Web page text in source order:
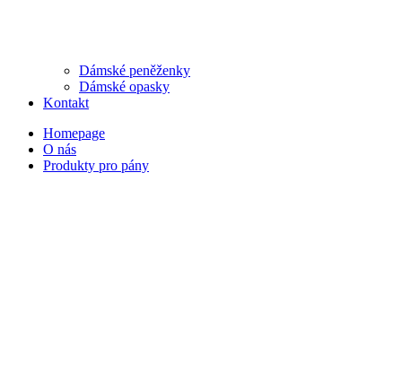
Dámské peněženky
Dámské opasky
Kontakt
Homepage
O nás
Produkty pro pány